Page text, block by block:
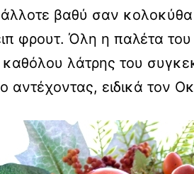
βαθύ σαν
φρουτ. Όλη η παλέτα
καθόλου λάτρης του
ειδικά τον